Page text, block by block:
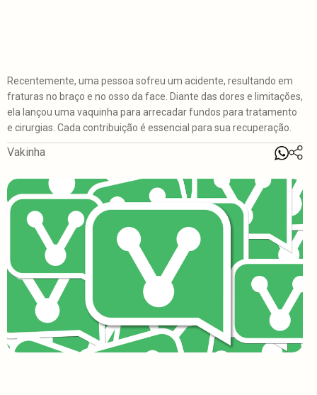
Recentemente, uma pessoa sofreu um acidente, resultando em
fraturas no braço e no osso da face. Diante das dores e limitações,
ela lançou uma vaquinha para arrecadar fundos para tratamento
e cirurgias. Cada contribuição é essencial para sua recuperação.
Vakinha